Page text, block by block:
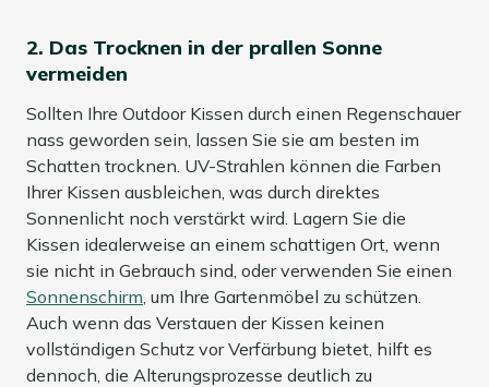
2. Das Trocknen in der prallen Sonne
vermeiden
Sollten Ihre Outdoor Kissen durch einen Regenschauer
nass geworden sein, lassen Sie sie am besten im
Schatten trocknen. UV-Strahlen können die Farben
Ihrer Kissen ausbleichen, was durch direktes
Sonnenlicht noch verstärkt wird. Lagern Sie die
Kissen idealerweise an einem schattigen Ort, wenn
sie nicht in Gebrauch sind, oder verwenden Sie einen
Sonnenschirm , um Ihre Gartenmöbel zu schützen.
Auch wenn das Verstauen der Kissen keinen
vollständigen Schutz vor Verfärbung bietet, hilft es
dennoch, die Alterungsprozesse deutlich zu